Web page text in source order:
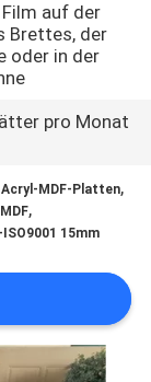
auf der
Brettes, der
oder in der
pro Monat
MDF-Platten,
,
15mm